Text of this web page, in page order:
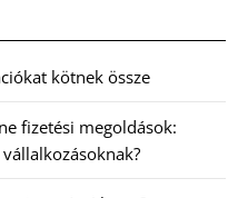
kötnek össze
fizetési megoldások: